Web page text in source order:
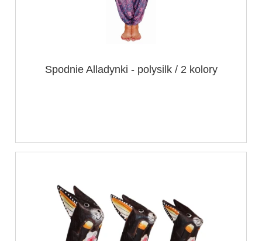
Spodnie Alladynki - polysilk / 2 kolory